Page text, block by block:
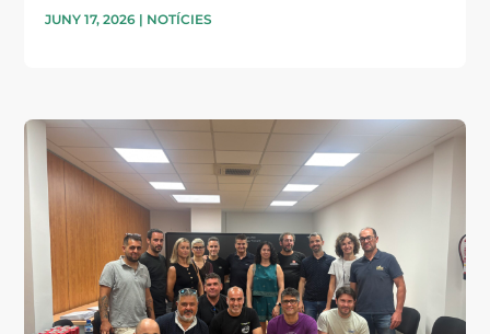
JUNY 17, 2026 | NOTÍCIES